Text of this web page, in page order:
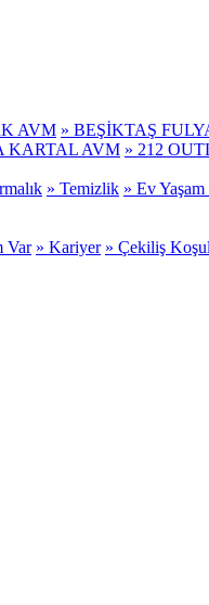
AVM » BEŞİKTAŞ
KARTAL AVM » 212
» Temizlik » Ev
Var » Kariyer » Çekiliş